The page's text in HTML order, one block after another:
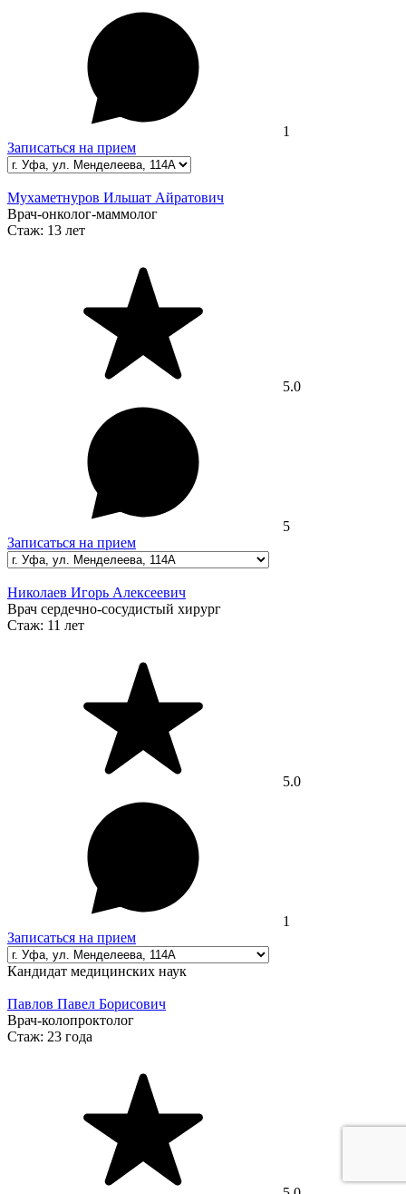
1
Записаться на прием
Мухаметнуров Ильшат Айратович
Врач-онколог-маммолог
Стаж: 13 лет
5.0
5
Записаться на прием
Николаев Игорь Алексеевич
Врач сердечно-сосудистый хирург
Стаж: 11 лет
5.0
1
Записаться на прием
Кандидат медицинских наук
Павлов Павел Борисович
Врач-колопроктолог
Стаж: 23 года